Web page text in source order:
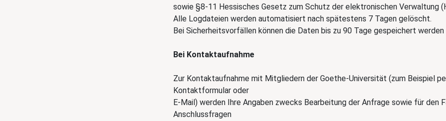
sowie §8-11 Hessisches Gesetz zum Schutz der elektronischen Verwaltung
Alle Logdateien werden automatisiert nach spätestens 7 Tagen gelöscht.
Bei Sicherheitsvorfällen können die Daten bis zu 90 Tage gespeichert werden
Bei Kontaktaufnahme
Zur Kontaktaufnahme mit Mitgliedern der Goethe-Universität (zum Beispiel
Kontaktformular oder
E-Mail) werden Ihre Angaben zwecks Bearbeitung der Anfrage sowie für den
Anschlussfragen